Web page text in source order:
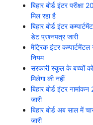
बिहार बोर्ड इंटर
मिल रहा है
बिहार बोर्ड इंटर
डेट प्रश्नपत्र जारी
मैट्रिक इंटर
नियम
सरकारी स्कूल के बच्चों
मिलेगा की नहीं
बिहार बोर्ड इंटर
जारी
बिहार बोर्ड अब साल में
जारी